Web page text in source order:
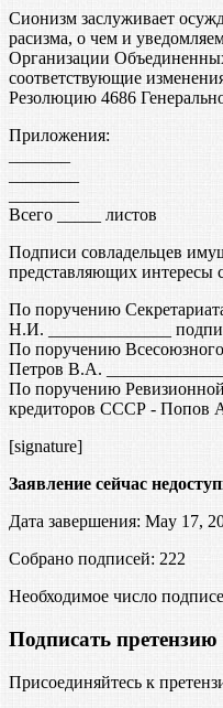
Сионизм заслуживает
расизма, о чем и
Организации
соответствующие
Резолюцию 4686
Приложения:
Всего _____ листов
Подписи совладельцев
представляющих интересы
По поручению
Н.И. ______________
По поручению
Петров В.А.
По поручению
кредиторов СССР - Попов
[signature]
Заявление сейчас
Дата завершения: May 17,
Собрано подписей: 222
Необходимое число
Подписать
Присоединяйтесь к